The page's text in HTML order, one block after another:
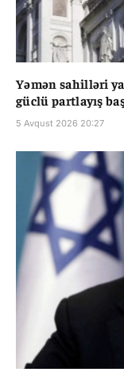
Yəmən sahilləri
güclü partlayış
5 Avqust 2026 20:27